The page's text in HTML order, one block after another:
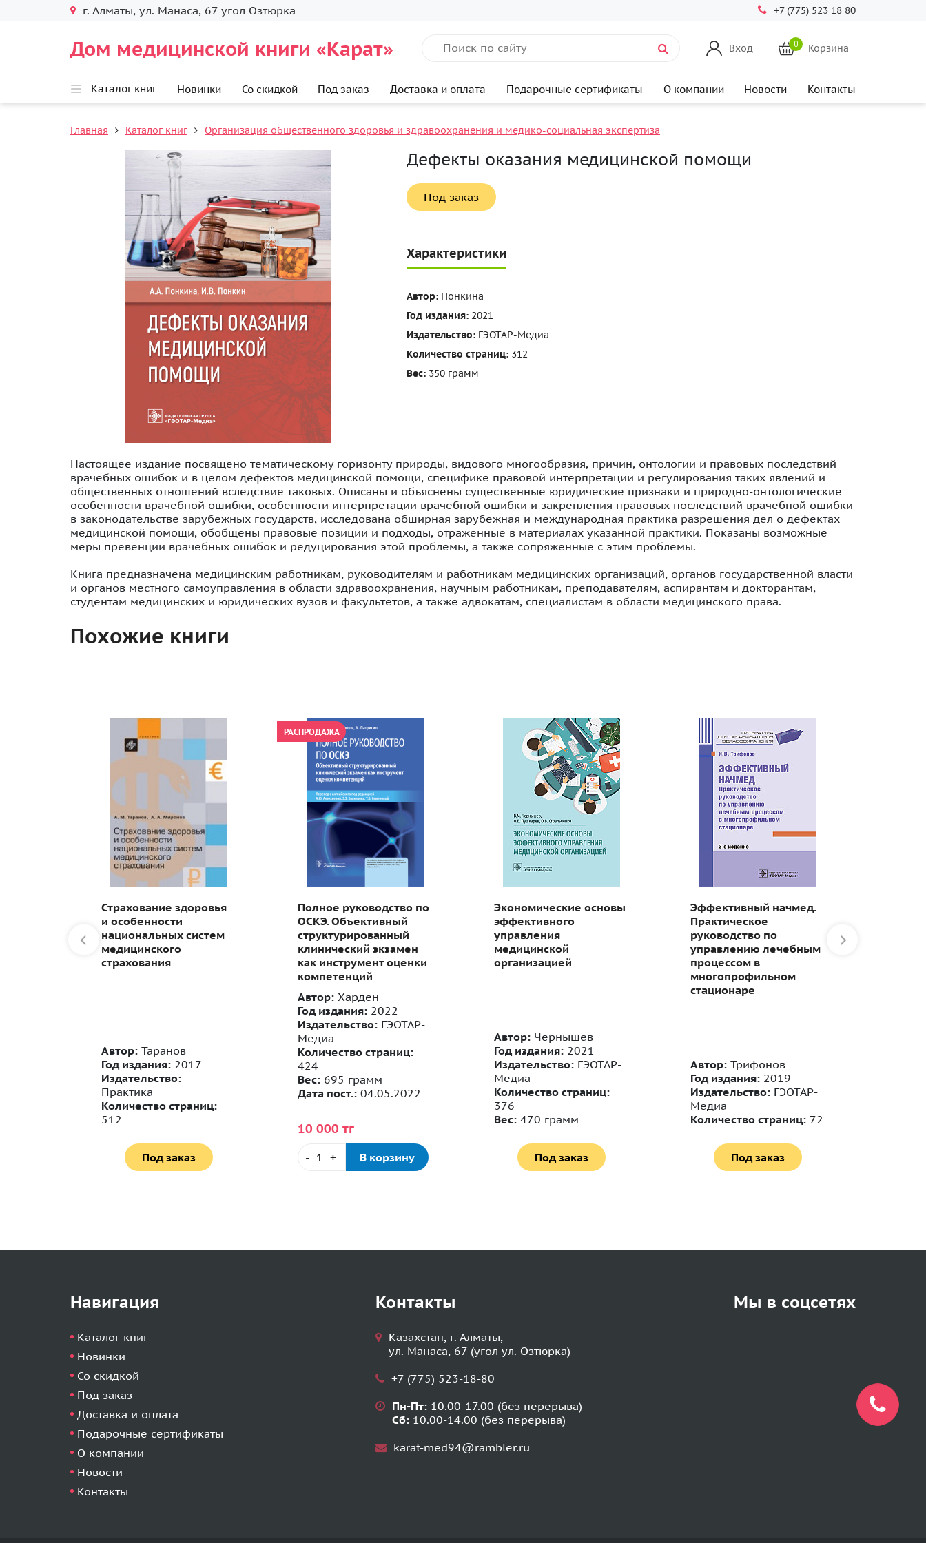
г. Алматы, ул. Манаса, 67 угол Озтюрка +7 (775) 523 18 80
Дом медицинской книги «Карат» Вход 0 Корзина
Каталог книг Новинки Со скидкой Под заказ Доставка и оплата Подарочные сертификаты О компании Новости Контакты
Главная Каталог книг Организация общественного здоровья и здравоохранения и медико-социальная экспертиза
Дефекты оказания медицинской помощи
Под заказ
Характеристики
Автор:Понкина
Год издания:2021
Издательство:ГЭОТАР-Медиа
Количество страниц:312
Вес:350 грамм
Настоящее издание посвящено тематическому горизонту природы, видового многообразия, причин, онтологии и правовых последствий
врачебных ошибок и в целом дефектов медицинской помощи, специфике правовой интерпретации и регулирования таких явлений и
общественных отношений вследствие таковых. Описаны и объяснены существенные юридические признаки и природно-онтологические
особенности врачебной ошибки, особенности интерпретации врачебной ошибки и закрепления правовых последствий врачебной ошибки
в законодательстве зарубежных государств, исследована обширная зарубежная и международная практика разрешения дел о дефектах
медицинской помощи, обобщены правовые позиции и подходы, отраженные в материалах указанной практики. Показаны возможные
меры превенции врачебных ошибок и редуцирования этой проблемы, а также сопряженные с этим проблемы.
Книга предназначена медицинским работникам, руководителям и работникам медицинских организаций, органов государственной власти
и органов местного самоуправления в области здравоохранения, научным работникам, преподавателям, аспирантам и докторантам,
студентам медицинских и юридических вузов и факультетов, а также адвокатам, специалистам в области медицинского права.
Похожие книги
Страхование здоровья
и особенности
национальных систем
медицинского
страхования
Автор: Таранов
Год издания: 2017
Издательство:
Практика
Количество страниц:
512
Под заказ
РАСПРОДАЖА
Полное руководство по
ОСКЭ. Объективный
структурированный
клинический экзамен
как инструмент оценки
компетенций
Автор: Харден
Год издания: 2022
Издательство: ГЭОТАР-
Медиа
Количество страниц:
424
Вес: 695 грамм
Дата пост.: 04.05.2022
10 000 тг
- + В корзину
Экономические основы
эффективного
управления
медицинской
организацией
Автор: Чернышев
Год издания: 2021
Издательство: ГЭОТАР-
Медиа
Количество страниц:
376
Вес: 470 грамм
Под заказ
Эффективный начмед.
Практическое
руководство по
управлению лечебным
процессом в
многопрофильном
стационаре
Автор: Трифонов
Год издания: 2019
Издательство: ГЭОТАР-
Медиа
Количество страниц: 72
Под заказ
Навигация
Каталог книг
Новинки
Со скидкой
Под заказ
Доставка и оплата
Подарочные сертификаты
О компании
Новости
Контакты
Контакты
Казахстан, г. Алматы,
ул. Манаса, 67 (угол ул. Озтюрка)
+7 (775) 523-18-80
Пн-Пт:10.00-17.00 (без перерыва)
Сб:10.00-14.00 (без перерыва)
karat-med94@rambler.ru
Мы в соцсетях